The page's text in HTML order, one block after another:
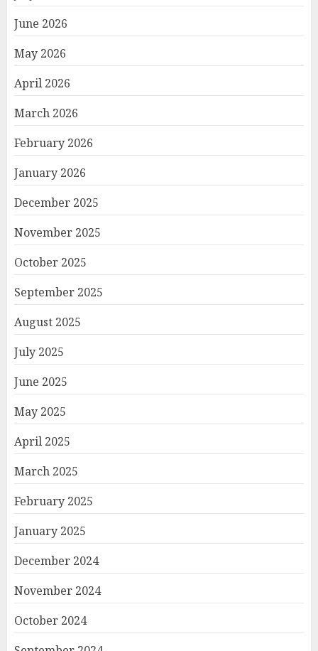
June 2026
May 2026
April 2026
March 2026
February 2026
January 2026
December 2025
November 2025
October 2025
September 2025
August 2025
July 2025
June 2025
May 2025
April 2025
March 2025
February 2025
January 2025
December 2024
November 2024
October 2024